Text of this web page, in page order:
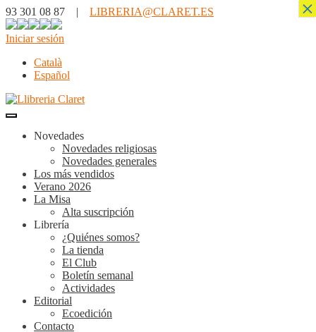
93 301 08 87 | LIBRERIA@CLARET.ES
Iniciar sesión
Català
Español
Novedades
Novedades religiosas
Novedades generales
Los más vendidos
Verano 2026
La Misa
Alta suscripción
Librería
¿Quiénes somos?
La tienda
El Club
Boletín semanal
Actividades
Editorial
Ecoedición
Contacto
×